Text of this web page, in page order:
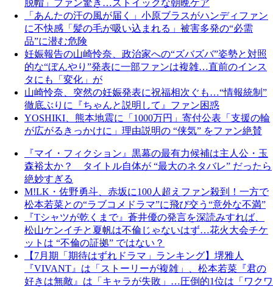
脱帽」ファン驚き…ストイックな朝晩ケア
「あんたの汗の風が届く」小原ブラスがハンディファン
に不快感「髪の毛が吸い込まれる」被害多発の“必需
品”に潜む危険
妊娠報告の山崎怜奈、政治家への“ズバズバ”姿勢と対照
的な“ぼんやり”発表に一部ファンは複雑…直前のインス
タにも「変化」が
山崎怜奈、突然の妊娠発表に祝福相次ぐも…“情報統制”
徹底ぶりに『ちゃんと説明して』ファン困惑
YOSHIKI、熊本地震に「1000万円」寄付公表「支援の輪
が広がるきっかけに」理由説明の “侠気” をファン絶賛
『マイ・フィクション』黒幕の最有力候補は主人公・玉
森裕太か？ タイトル自体が “最大のネタバレ” だったら
絶妙すぎる
M!LK・佐野勇斗、赤坂に100人超えファン殺到！一方で
松本若菜との“ラブコメドラマ”に飛び交う“意外な不満”
『Tシャツが乾くまで』蒼井優の発言を深読みすれば、
松山ケンイチと夏帆は不倫じゃないはず…花火大会チケ
ットは “不倫の証拠” ではない？
【7月期「期待はずれドラマ」ランキング】堺雅人
『VIVANT』は「ストーリーが複雑」、松本若菜『君の
好きは無敵』は「キャラが失敗」…圧倒的1位は「ワクワ